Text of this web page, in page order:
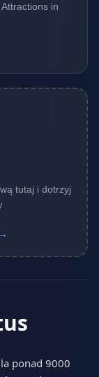
in
tutaj i dotrzyj
ponad 9000